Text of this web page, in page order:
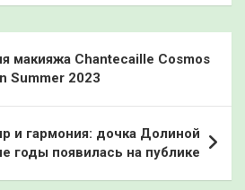
макияжа Chantecaille Cosmos
Summer 2023
и гармония: дочка Долиной
годы появилась на публике